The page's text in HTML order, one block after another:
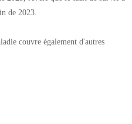
de 2023.
couvre également d'autres